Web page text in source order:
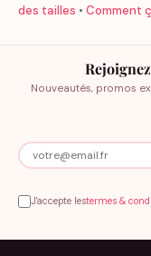
des tailles • Comment
Nouveautés, promos
J'accepte lestermes &